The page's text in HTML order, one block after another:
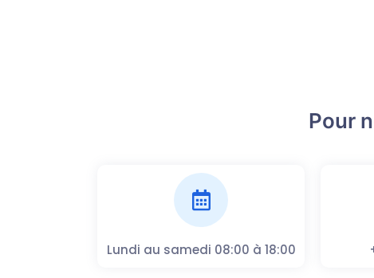
Pour
Lundi au samedi 08:00 à 18:00